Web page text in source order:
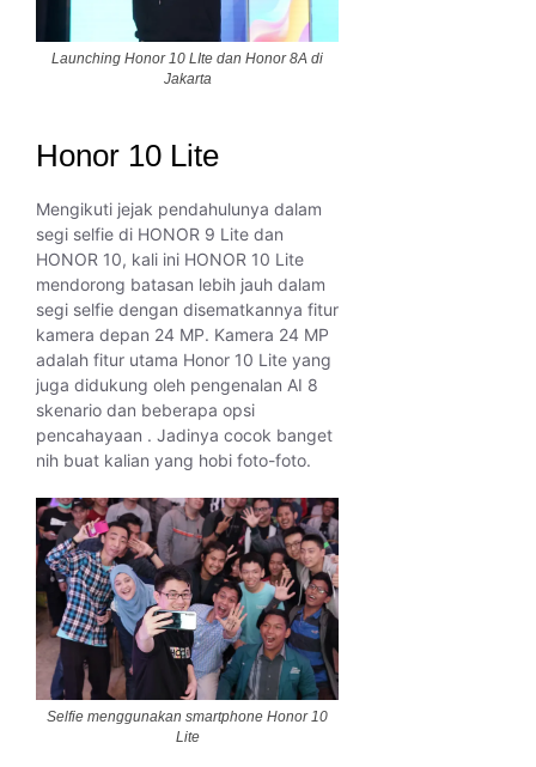
Launching Honor 10 LIte dan Honor 8A di
Jakarta
Honor 10 Lite
Mengikuti jejak pendahulunya dalam
segi selfie di HONOR 9 Lite dan
HONOR 10, kali ini HONOR 10 Lite
mendorong batasan lebih jauh dalam
segi selfie dengan disematkannya fitur
kamera depan 24 MP. Kamera 24 MP
adalah fitur utama Honor 10 Lite yang
juga didukung oleh pengenalan AI 8
skenario dan beberapa opsi
pencahayaan . Jadinya cocok banget
nih buat kalian yang hobi foto-foto.
Selfie menggunakan smartphone Honor 10
Lite